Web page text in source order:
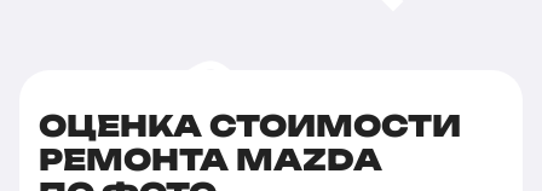
ОЦЕНКА СТОИМОСТИ
РЕМОНТА MAZDA